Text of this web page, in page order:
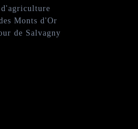
d'agriculture
Monts d'Or
de Salvagny